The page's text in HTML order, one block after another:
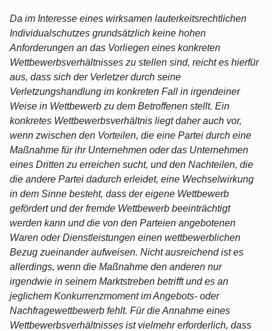
Da im Interesse eines wirksamen lauterkeitsrechtlichen
Individualschutzes grundsätzlich keine hohen
Anforderungen an das Vorliegen eines konkreten
Wettbewerbsverhältnisses zu stellen sind, reicht es hierfür
aus, dass sich der Verletzer durch seine
Verletzungshandlung im konkreten Fall in irgendeiner
Weise in Wettbewerb zu dem Betroffenen stellt. Ein
konkretes Wettbewerbsverhältnis liegt daher auch vor,
wenn zwischen den Vorteilen, die eine Partei durch eine
Maßnahme für ihr Unternehmen oder das Unternehmen
eines Dritten zu erreichen sucht, und den Nachteilen, die
die andere Partei dadurch erleidet, eine Wechselwirkung
in dem Sinne besteht, dass der eigene Wettbewerb
gefördert und der fremde Wettbewerb beeinträchtigt
werden kann und die von den Parteien angebotenen
Waren oder Dienstleistungen einen wettbewerblichen
Bezug zueinander aufweisen. Nicht ausreichend ist es
allerdings, wenn die Maßnahme den anderen nur
irgendwie in seinem Marktstreben betrifft und es an
jeglichem Konkurrenzmoment im Angebots- oder
Nachfragewettbewerb fehlt. Für die Annahme eines
Wettbewerbsverhältnisses ist vielmehr erforderlich, dass